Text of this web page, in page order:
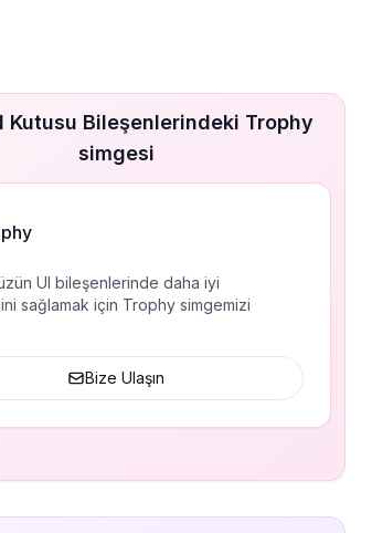
Kutusu Bileşenlerindeki Trophy
simgesi
UI bileşenlerinde daha iyi
sağlamak için Trophy simgemizi
Bize Ulaşın